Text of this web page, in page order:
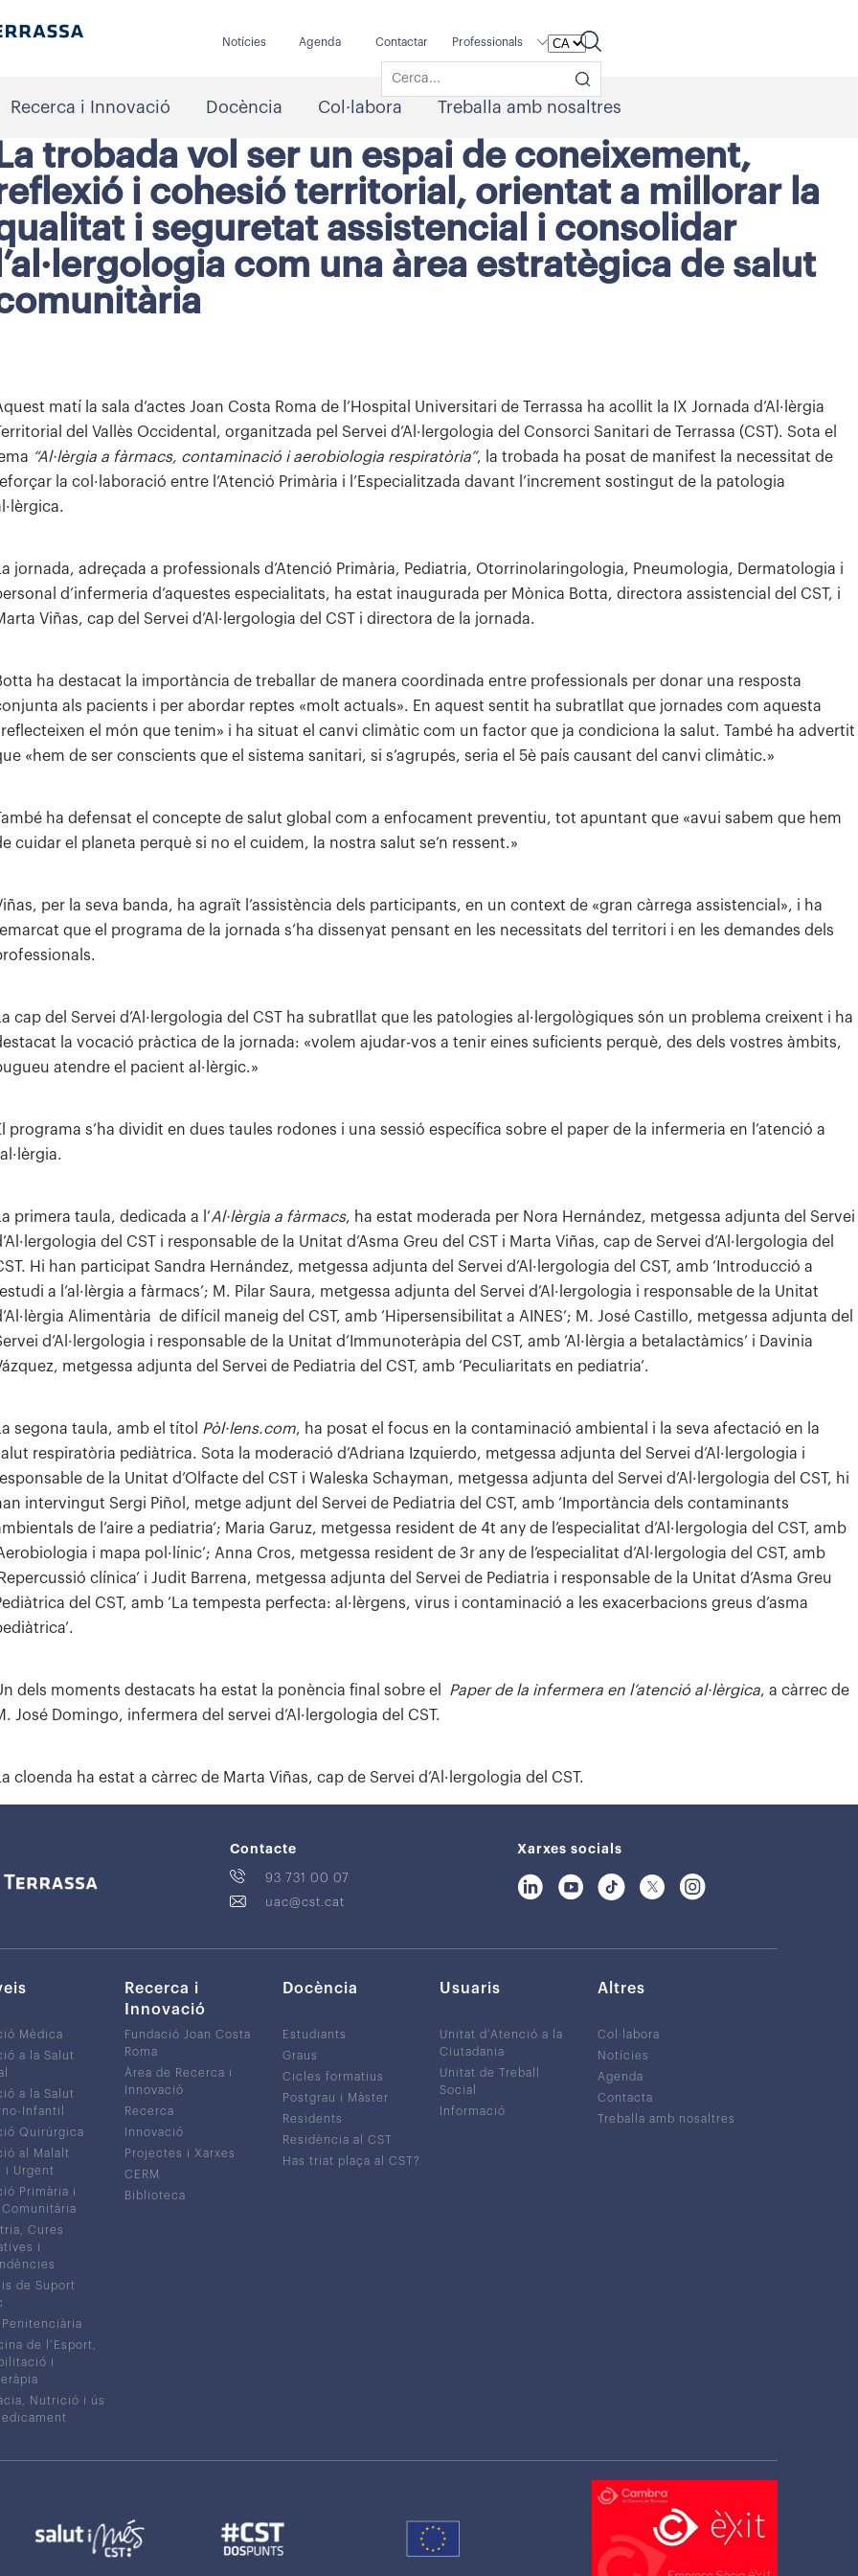
Notícies Agenda Contactar Professionals
Recerca i Innovació Docència Col·labora Treballa amb nosaltres
trobada vol ser un espai de coneixement,
i cohesió territorial, orientat a millorar la
i seguretat assistencial i consolidar
com una àrea estratègica de salut
matí la sala d’actes Joan Costa Roma de l’Hospital Universitari de Terrassa ha acollit la IX Jornada d’Al·lèrgia
del Vallès Occidental, organitzada pel Servei d’Al·lergologia del Consorci Sanitari de Terrassa (CST). Sota el
“Al·lèrgia a fàrmacs, contaminació i aerobiologia respiratòria”, la trobada ha posat de manifest la necessitat de
la col·laboració entre l’Atenció Primària i l’Especialitzada davant l’increment sostingut de la patologia
jornada, adreçada a professionals d’Atenció Primària, Pediatria, Otorrinolaringologia, Pneumologia, Dermatologia i
d’infermeria d’aquestes especialitats, ha estat inaugurada per Mònica Botta, directora assistencial del CST, i
Viñas, cap del Servei d’Al·lergologia del CST i directora de la jornada.
ha destacat la importància de treballar de manera coordinada entre professionals per donar una resposta
als pacients i per abordar reptes «molt actuals». En aquest sentit ha subratllat que jornades com aquesta
el món que tenim» i ha situat el canvi climàtic com un factor que ja condiciona la salut. També ha advertit
«hem de ser conscients que el sistema sanitari, si s’agrupés, seria el 5è país causant del canvi climàtic.»
ha defensat el concepte de salut global com a enfocament preventiu, tot apuntant que «avui sabem que hem
cuidar el planeta perquè si no el cuidem, la nostra salut se’n ressent.»
per la seva banda, ha agraït l’assistència dels participants, en un context de «gran càrrega assistencial», i ha
que el programa de la jornada s’ha dissenyat pensant en les necessitats del territori i en les demandes dels
cap del Servei d’Al·lergologia del CST ha subratllat que les patologies al·lergològiques són un problema creixent i ha
la vocació pràctica de la jornada: «volem ajudar-vos a tenir eines suficients perquè, des dels vostres àmbits,
atendre el pacient al·lèrgic.»
programa s’ha dividit en dues taules rodones i una sessió específica sobre el paper de la infermeria en l’atenció a
primera taula, dedicada a l’Al·lèrgia a fàrmacs, ha estat moderada per Nora Hernández, metgessa adjunta del Servei
del CST i responsable de la Unitat d’Asma Greu del CST i Marta Viñas, cap de Servei d’Al·lergologia del
Hi han participat Sandra Hernández, metgessa adjunta del Servei d’Al·lergologia del CST, amb ‘Introducció a
a l’al·lèrgia a fàrmacs’; M. Pilar Saura, metgessa adjunta del Servei d’Al·lergologia i responsable de la Unitat
Alimentària de difícil maneig del CST, amb ‘Hipersensibilitat a AINES’; M. José Castillo, metgessa adjunta del
d’Al·lergologia i responsable de la Unitat d’Immunoteràpia del CST, amb ‘Al·lèrgia a betalactàmics’ i Davinia
metgessa adjunta del Servei de Pediatria del CST, amb ‘Peculiaritats en pediatria’.
segona taula, amb el títol Pòl·lens.com, ha posat el focus en la contaminació ambiental i la seva afectació en la
respiratòria pediàtrica. Sota la moderació d’Adriana Izquierdo, metgessa adjunta del Servei d’Al·lergologia i
de la Unitat d’Olfacte del CST i Waleska Schayman, metgessa adjunta del Servei d’Al·lergologia del CST, hi
intervingut Sergi Piñol, metge adjunt del Servei de Pediatria del CST, amb ‘Importància dels contaminants
de l’aire a pediatria’; Maria Garuz, metgessa resident de 4t any de l’especialitat d’Al·lergologia del CST, amb
i mapa pol·línic’; Anna Cros, metgessa resident de 3r any de l’especialitat d’Al·lergologia del CST, amb
clínica’ i Judit Barrena, metgessa adjunta del Servei de Pediatria i responsable de la Unitat d’Asma Greu
del CST, amb ‘La tempesta perfecta: al·lèrgens, virus i contaminació a les exacerbacions greus d’asma
dels moments destacats ha estat la ponència final sobre el Paper de la infermera en l’atenció al·lèrgica, a càrrec de
José Domingo, infermera del servei d’Al·lergologia del CST.
cloenda ha estat a càrrec de Marta Viñas, cap de Servei d’Al·lergologia del CST.
Contacte
93 731 00 07
uac@cst.cat
Xarxes socials
Mèdica
a la Salut
a la Salut
Infantil
Quirúrgica
al Malalt
i Urgent
Primària i
Cures
i
de Suport
de l’Esport,
i
Nutrició i ús
Recerca i
Innovació
Fundació Joan Costa
Roma
Àrea de Recerca i
Innovació
Recerca
Innovació
Projectes i Xarxes
CERM
Biblioteca
Docència
Estudiants
Graus
Cicles formatius
Postgrau i Màster
Residents
Residència al CST
Has triat plaça al CST?
Usuaris
Unitat d’Atenció a la
Ciutadania
Unitat de Treball
Social
Informació
Altres
Col·labora
Notícies
Agenda
Contacta
Treballa amb nosaltres